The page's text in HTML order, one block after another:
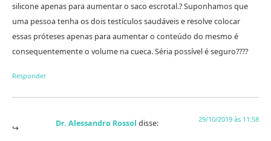
silicone apenas para aumentar o saco escrotal.? Suponhamos que
uma pessoa tenha os dois testículos saudáveis e resolve colocar
essas próteses apenas para aumentar o conteúdo do mesmo é
consequentemente o volume na cueca. Séria possível é seguro????
Responder
Dr. Alessandro Rossol disse: 29/10/2019 às 11:58